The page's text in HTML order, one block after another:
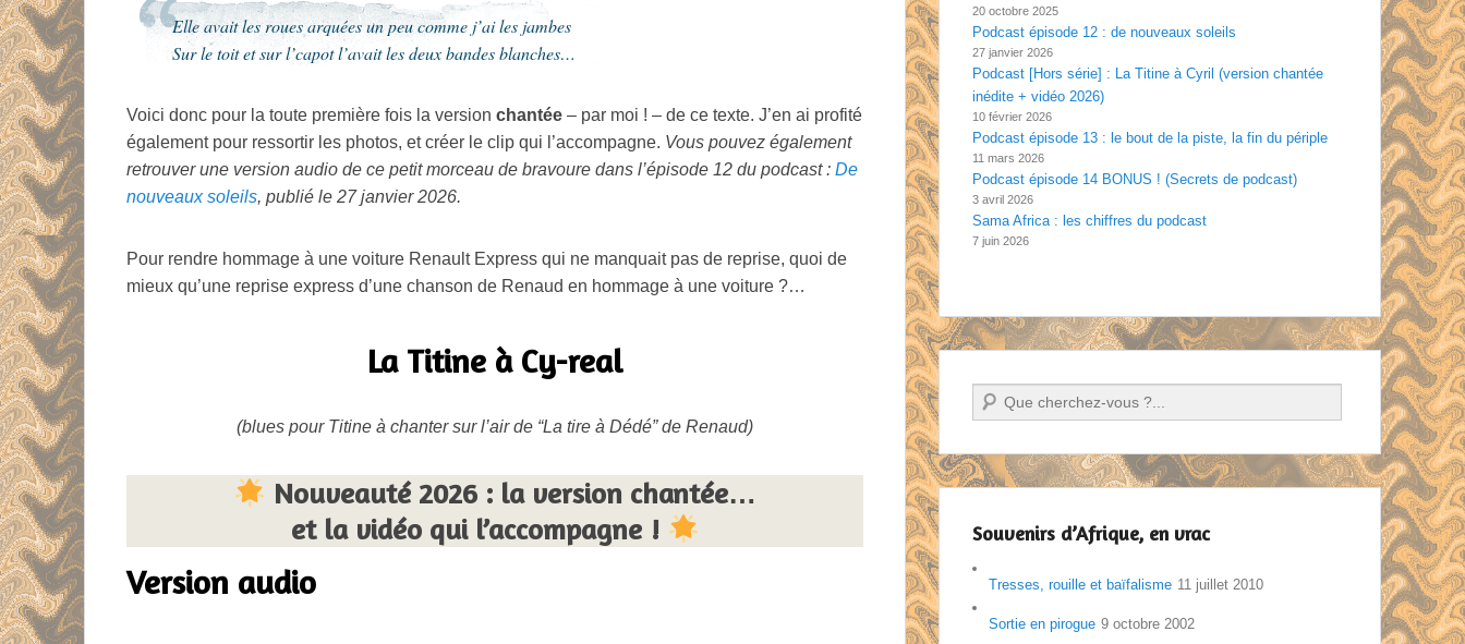
Elle avait les roues arquées un peu comme j’ai les jambes
Sur le toit et sur l’capot l’avait les deux bandes blanches…
Voici donc pour la toute première fois la version chantée – par moi ! – de ce texte. J’en ai profité
également pour ressortir les photos, et créer le clip qui l’accompagne. Vous pouvez également
retrouver une version audio de ce petit morceau de bravoure dans l’épisode 12 du podcast : De
nouveaux soleils, publié le 27 janvier 2026.
Pour rendre hommage à une voiture Renault Express qui ne manquait pas de reprise, quoi de
mieux qu’une reprise express d’une chanson de Renaud en hommage à une voiture ?…
La Titine à Cy-real
(blues pour Titine à chanter sur l’air de “La tire à Dédé” de Renaud)
Nouveauté 2026 : la version chantée…
et la vidéo qui l’accompagne !
Version audio
20 octobre 2025
Podcast épisode 12 : de nouveaux soleils
27 janvier 2026
Podcast [Hors série] : La Titine à Cyril (version chantée
inédite + vidéo 2026)
10 février 2026
Podcast épisode 13 : le bout de la piste, la fin du périple
11 mars 2026
Podcast épisode 14 BONUS ! (Secrets de podcast)
3 avril 2026
Sama Africa : les chiffres du podcast
7 juin 2026
Recherche
Souvenirs d’Afrique, en vrac
Tresses, rouille et baïfalisme 11 juillet 2010
Sortie en pirogue 9 octobre 2002